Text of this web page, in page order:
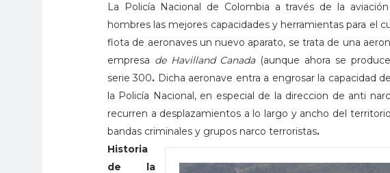
La Policía Nacional de Colombia a través de la
hombres las mejores capacidades y herramientas para el
flota de aeronaves un nuevo aparato, se trata de una
empresa de Havilland Canada(aunque ahora se
serie 300. Dicha aeronave entra a engrosar la capacidad
la Policía Nacional, en especial de la direccion de anti
recurren a desplazamientos a lo largo y ancho del
bandas criminales y grupos narco terroristas.
Historia
de la